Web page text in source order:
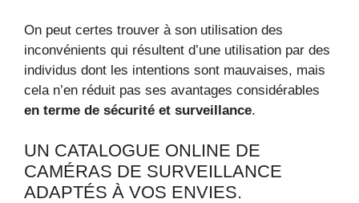
On peut certes trouver à son utilisation des
inconvénients qui résultent d’une utilisation par des
individus dont les intentions sont mauvaises, mais
cela n’en réduit pas ses avantages considérables
en terme de sécurité et surveillance.
UN CATALOGUE ONLINE DE
CAMÉRAS DE SURVEILLANCE
ADAPTÉS À VOS ENVIES.